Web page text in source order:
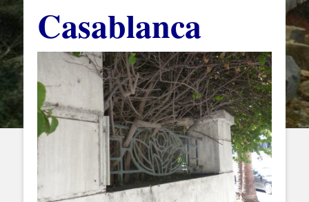
Casablanca